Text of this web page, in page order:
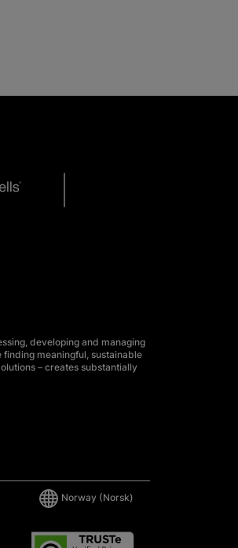
developing and managing
meaningful, sustainable
– creates substantially
Norway (Norsk)